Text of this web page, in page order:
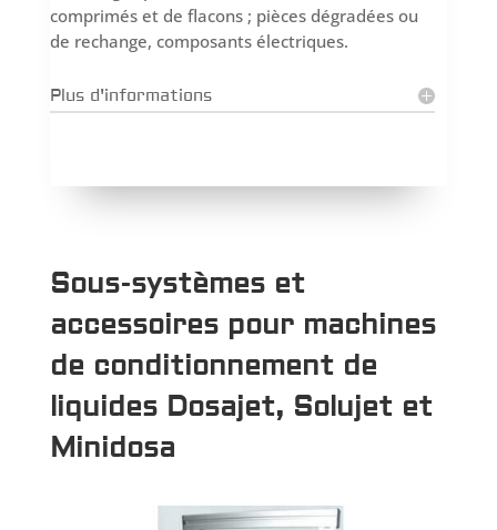
comprimés et de flacons ; pièces dégradées ou
de rechange, composants électriques.
Plus d'informations
Sous-systèmes et
accessoires pour machines
de conditionnement de
liquides Dosajet, Solujet et
Minidosa